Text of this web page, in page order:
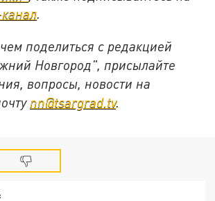
.
поделиться с редакцией
Новгород", присылайте
вопросы, новости на
nn@tsargrad.tv.